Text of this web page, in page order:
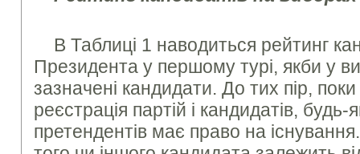
В Таблиці 1 наводиться рейтинг
Президента у першому турі, якби у
зазначені кандидати. До тих пір,
реєстрація партій і кандидатів, будь-
претендентів має право на